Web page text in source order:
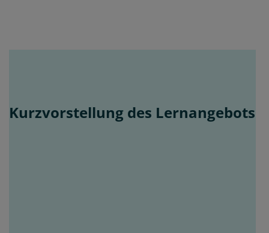
Kurzvorstellung des Lernangebots